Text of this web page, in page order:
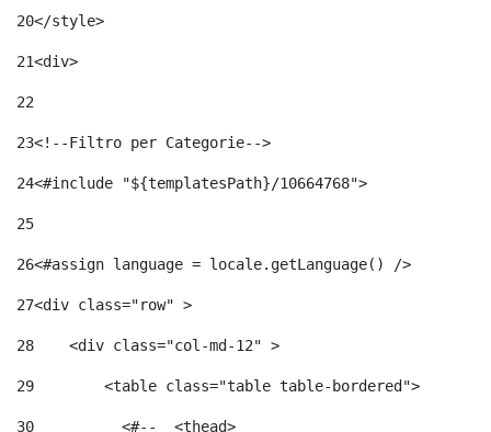
20</style>
21<div>
22
23<!--Filtro per Categorie-->
24
25
26<#assign language = locale.getLanguage() />
27<div class="row" >
28
    <div class="col-md-12" >
29
        <table class="table table-bordered">
30
          <#--  <thead>